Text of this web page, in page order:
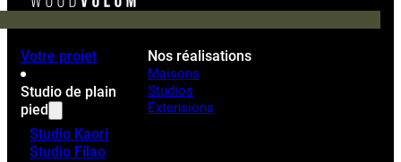
Votre projet
Studio de plain
pied
Studio Kaori
Studio Filao
Nos réalisations
Maisons
Studios
Extensions